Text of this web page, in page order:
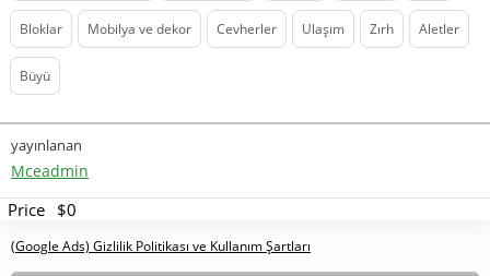
Bloklar Mobilya ve dekor Cevherler Ulaşım Zırh Aletler
Büyü
yayınlanan
Mceadmin
Price $0
(Google Ads) Gizlilik Politikası ve Kullanım Şartları